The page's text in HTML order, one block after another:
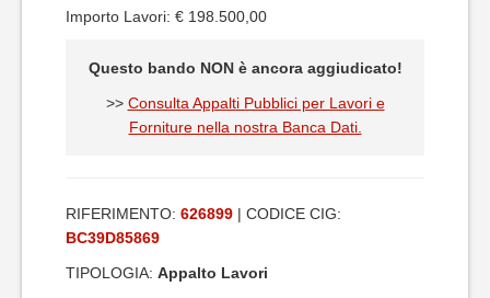
Importo Lavori: € 198.500,00
Questo bando NON è ancora aggiudicato!
>> Consulta Appalti Pubblici per Lavori e
Forniture nella nostra Banca Dati.
RIFERIMENTO: 626899 | CODICE CIG:
BC39D85869
TIPOLOGIA: Appalto Lavori